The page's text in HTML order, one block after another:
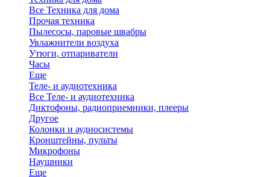
Все Техника для дома
Прочая техника
Пылесосы, паровые швабры
Увлажнители воздуха
Утюги, отпариватели
Часы
Еще
Теле- и аудиотехника
Все Теле- и аудиотехника
Диктофоны, радиоприемники, плееры
Другое
Колонки и аудиосистемы
Кронштейны, пульты
Микрофоны
Наушники
Еще